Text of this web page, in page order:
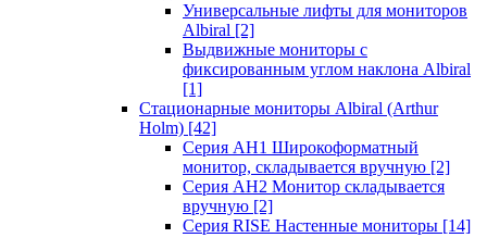
Универсальные лифты для мониторов
Albiral [2]
Выдвижные мониторы с
фиксированным углом наклона Albiral
[1]
Стационарные мониторы Albiral (Arthur
Holm) [42]
Серия AH1 Широкоформатный
монитор, складывается вручную [2]
Серия AH2 Монитор складывается
вручную [2]
Серия RISE Настенные мониторы [14]